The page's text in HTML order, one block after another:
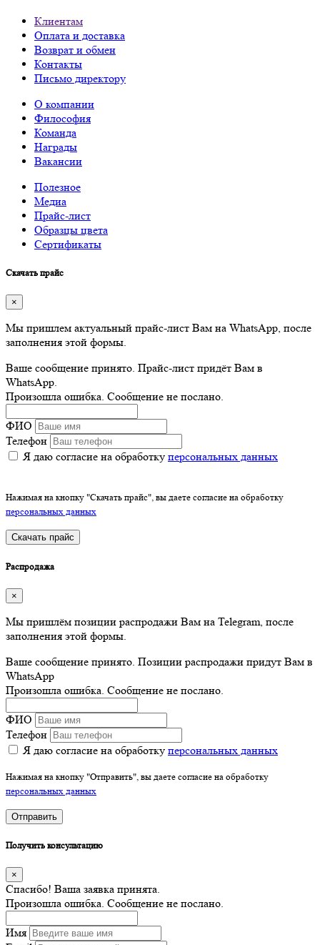
Клиентам
Оплата и доставка
Возврат и обмен
Контакты
Письмо директору
О компании
Философия
Команда
Награды
Вакансии
Полезное
Медиа
Прайс-лист
Образцы цвета
Сертификаты
Скачать прайс
×
Мы пришлем актуальный прайс-лист Вам на WhatsApp, после
заполнения этой формы.
Ваше сообщение принято. Прайс-лист придёт Вам в
WhatsApp.
Произошла ошибка. Сообщение не послано.
ФИО
Телефон
Я даю согласие на обработку персональных данных
Нажимая на кнопку "Скачать прайс", вы даете согласие на обработку
персональных данных
Скачать прайс
Распродажа
×
Мы пришлём позиции распродажи Вам на Telegram, после
заполнения этой формы.
Ваше сообщение принято. Позиции распродажи придут Вам в
WhatsApp
Произошла ошибка. Сообщение не послано.
ФИО
Телефон
Я даю согласие на обработку персональных данных
Нажимая на кнопку "Отправить", вы даете согласие на обработку
персональных данных
Отправить
Получить консультацию
×
Спасибо! Ваша заявка принята.
Произошла ошибка. Сообщение не послано.
Имя